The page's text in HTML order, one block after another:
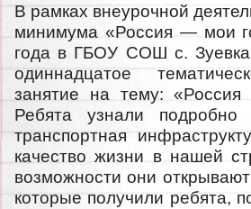
В рамках внеурочной
минимума «Россия — мои
года в ГБОУ СОШ с.
одиннадцатое
занятие на тему: «Россия
Ребята узнали
транспортная
качество жизни в нашей
возможности они
которые получили ребята,